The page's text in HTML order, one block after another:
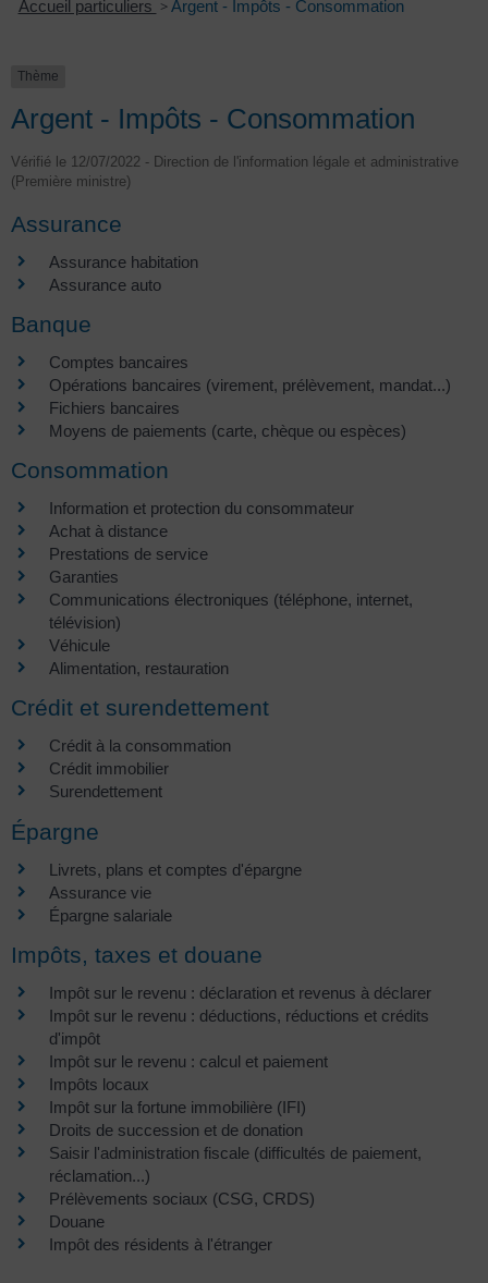
Accueil particuliers > Argent - Impôts - Consommation
Thème
Argent - Impôts - Consommation
Vérifié le 12/07/2022 - Direction de l'information légale et administrative
(Première ministre)
Assurance
Assurance habitation
Assurance auto
Banque
Comptes bancaires
Opérations bancaires (virement, prélèvement, mandat...)
Fichiers bancaires
Moyens de paiements (carte, chèque ou espèces)
Consommation
Information et protection du consommateur
Achat à distance
Prestations de service
Garanties
Communications électroniques (téléphone, internet,
télévision)
Véhicule
Alimentation, restauration
Crédit et surendettement
Crédit à la consommation
Crédit immobilier
Surendettement
Épargne
Livrets, plans et comptes d'épargne
Assurance vie
Épargne salariale
Impôts, taxes et douane
Impôt sur le revenu : déclaration et revenus à déclarer
Impôt sur le revenu : déductions, réductions et crédits
d'impôt
Impôt sur le revenu : calcul et paiement
Impôts locaux
Impôt sur la fortune immobilière (IFI)
Droits de succession et de donation
Saisir l'administration fiscale (difficultés de paiement,
réclamation...)
Prélèvements sociaux (CSG, CRDS)
Douane
Impôt des résidents à l'étranger